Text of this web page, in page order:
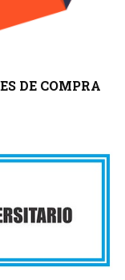
DE COMPRA